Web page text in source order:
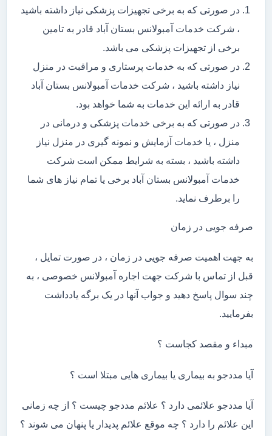
در صورتی که به برخی تجهیزات پزشکی نیاز داشته باشید
، شرکت خدمات آمبولانس بستان آباد قادر به تامین
برخی از تجهیزات پزشکی می باشد.
در صورتی که به خدمات پرستاری و مراقبت در منزل
نیاز داشته باشید ، شرکت خدمات آمبولانس بستان آباد
قادر به ارائه این خدمات به شما خواهد بود.
در صورتی که به برخی خدمات پزشکی و درمانی در
منزل ، یا خدمات آزمایش و نمونه گیری در منزل نیاز
داشته باشید ، بسته به شرایط ممکن است شرکت
خدمات آمبولانس بستان آباد برخی یا تمام نیاز های شما
را برطرف نماید.
صرفه جویی در زمان
به جهت اهمیت صرفه جویی در زمان ، در صورت تمایل ،
قبل از تماس با شرکت جهت اجاره آمبولانس خصوصی ، به
چند سوال پاسخ دهید و جواب آنها در یک برگه یادداشت
بفرمایید.
مبداء و مقصد کجاست ؟
آیا مددجو به بیماری یا بیماری هایی مبتلا است ؟
آیا مددجو علائمی دارد ؟ علائم مددجو چیست ؟ از چه زمانی
این علائم را دارد ؟ چه موقع علائم پدیدار یا پنهان می شوند ؟